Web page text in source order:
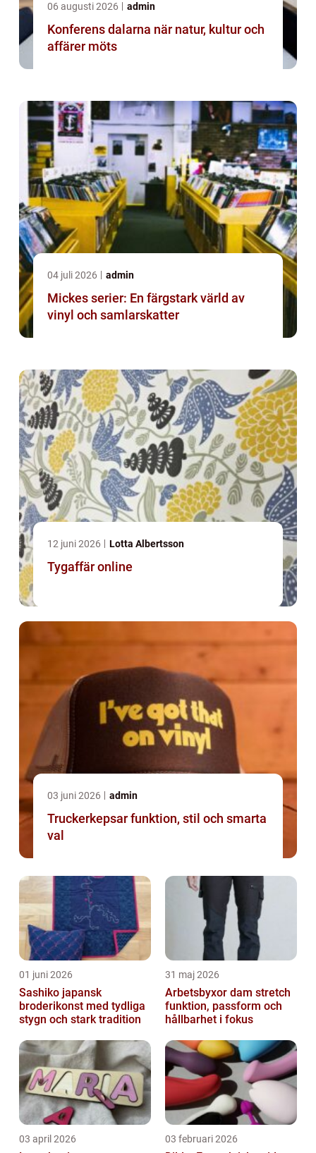
06 augusti 2026 admin
Konferens dalarna när natur, kultur och
affärer möts
04 juli 2026 admin
Mickes serier: En färgstark värld av
vinyl och samlarskatter
12 juni 2026 Lotta Albertsson
Tygaffär online
03 juni 2026 admin
Truckerkepsar funktion, stil och smarta
val
01 juni 2026
Sashiko japansk
broderikonst med tydliga
stygn och stark tradition
31 maj 2026
Arbetsbyxor dam stretch
funktion, passform och
hållbarhet i fokus
03 april 2026 03 februari 2026